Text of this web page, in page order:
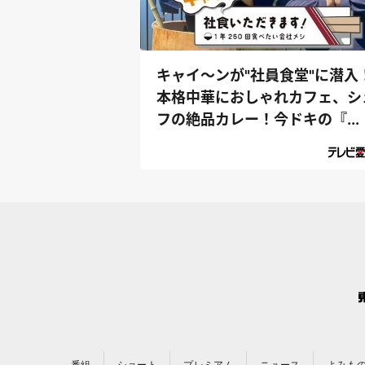
キャイ～ンが"社員食堂"に潜入
本格中華におしゃれカフェ、シ
フの絶品カレー！今ドキの『...